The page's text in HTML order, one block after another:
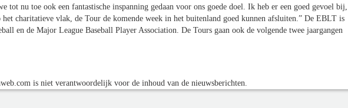
tot nu toe ook een fantastische inspanning gedaan voor ons goede doel. Ik heb er een goed gevoel bij,
charitatieve vlak, de Tour de komende week in het buitenland goed kunnen afsluiten.” De EBLT is
en de Major League Baseball Player Association. De Tours gaan ook de volgende twee jaargangen
is niet verantwoordelijk voor de inhoud van de nieuwsberichten.